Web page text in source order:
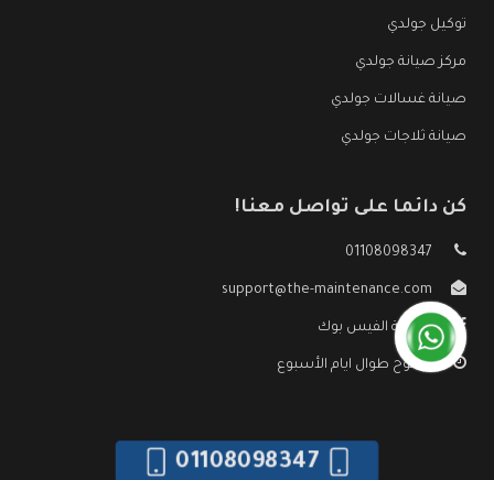
توكيل جولدي
مركز صيانة جولدي
صيانة غسالات جولدي
صيانة ثلاجات جولدي
كن دائما على تواصل معنا!
01108098347
support@the-maintenance.com
صفحة الفيس بوك
مفتوح طوال ايام الأسبوع
01108098347